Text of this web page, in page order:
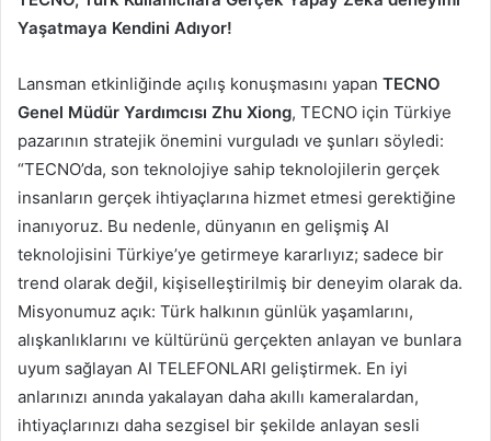
Yaşatmaya Kendini Adıyor!
Lansman etkinliğinde açılış konuşmasını yapan TECNO
Genel Müdür Yardımcısı Zhu Xiong, TECNO için Türkiye
pazarının stratejik önemini vurguladı ve şunları söyledi:
“TECNO’da, son teknolojiye sahip teknolojilerin gerçek
insanların gerçek ihtiyaçlarına hizmet etmesi gerektiğine
inanıyoruz. Bu nedenle, dünyanın en gelişmiş AI
teknolojisini Türkiye’ye getirmeye kararlıyız; sadece bir
trend olarak değil, kişiselleştirilmiş bir deneyim olarak da.
Misyonumuz açık: Türk halkının günlük yaşamlarını,
alışkanlıklarını ve kültürünü gerçekten anlayan ve bunlara
uyum sağlayan AI TELEFONLARI geliştirmek. En iyi
anlarınızı anında yakalayan daha akıllı kameralardan,
ihtiyaçlarınızı daha sezgisel bir şekilde anlayan sesli